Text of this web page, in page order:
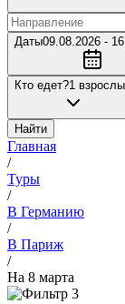
Даты09.08.2026 -
Кто едет?1
Найти
Главная
/
Туры
/
В Германию
/
В Париж
/
На 8 марта
3